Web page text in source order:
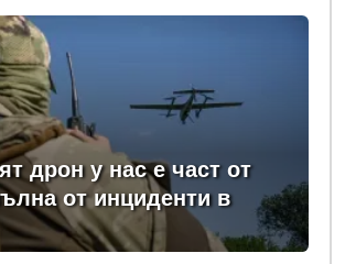
дрон у нас е част от
от инциденти в